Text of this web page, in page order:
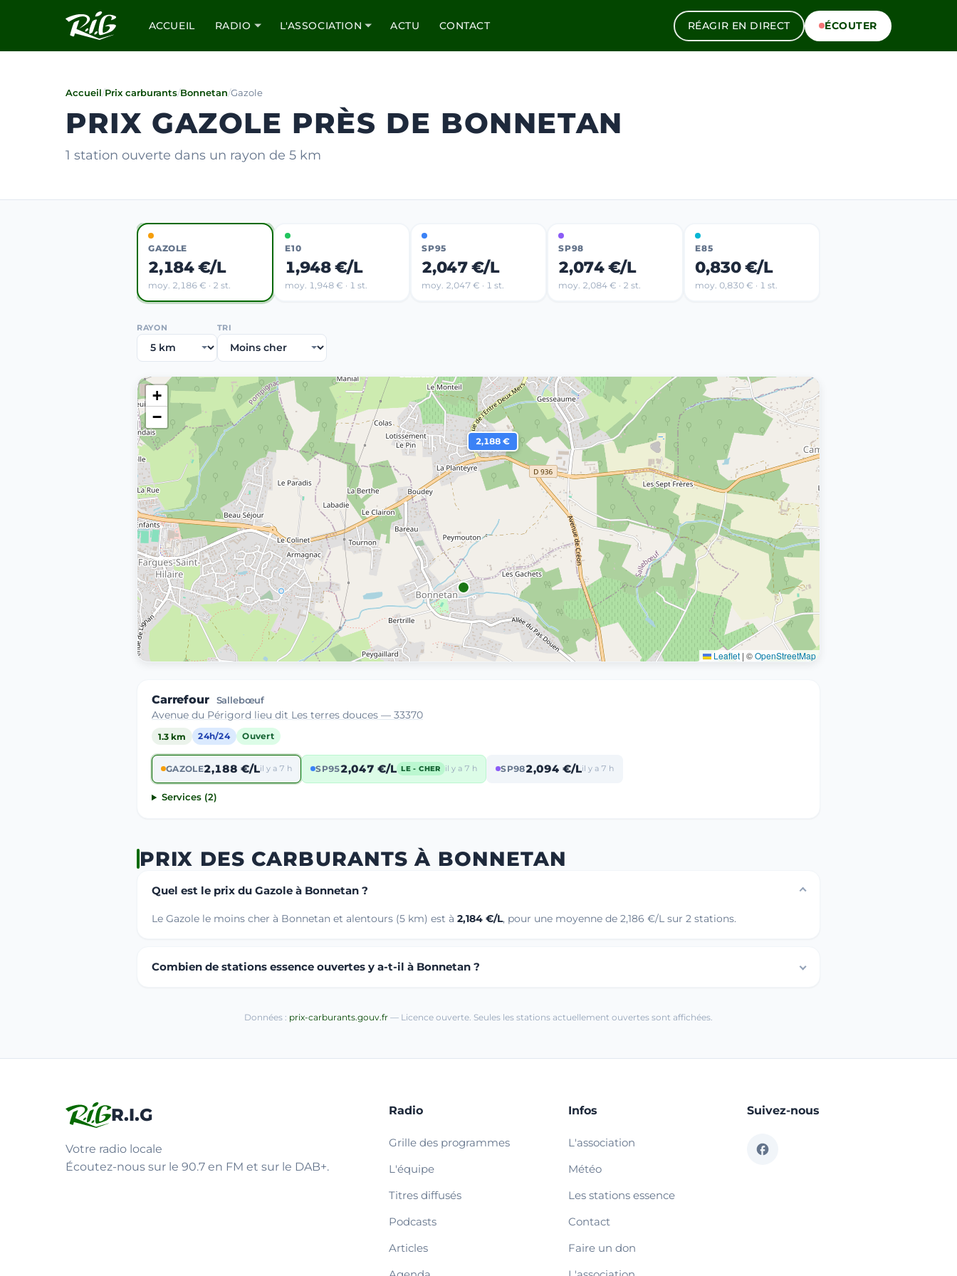
ACCUEIL RADIO L'ASSOCIATION ACTU CONTACT RÉAGIR EN DIRECT ÉCOUTER
Accueil/Prix carburants/Bonnetan/Gazole
PRIX GAZOLE PRÈS DE BONNETAN
1 station ouverte dans un rayon de 5 km
GAZOLE
2,184 €/L
moy. 2,186 € · 2 st.
E10
1,948 €/L
moy. 1,948 € · 1 st.
SP95
2,047 €/L
moy. 2,047 € · 1 st.
SP98
2,074 €/L
moy. 2,084 € · 2 st.
E85
0,830 €/L
moy. 0,830 € · 1 st.
RAYON TRI
2,188 €
+
−
Leaflet | ©OpenStreetMap
Carrefour Sallebœuf
Avenue du Périgord lieu dit Les terres douces — 33370
1.3 km 24h/24 Ouvert
GAZOLE2,188 €/Lil y a 7 h SP952,047 €/L LE - CHER il y a 7 h SP982,094 €/Lil y a 7 h
Services (2)
PRIX DES CARBURANTS À BONNETAN
Quel est le prix du Gazole à Bonnetan ?
Le Gazole le moins cher à Bonnetan et alentours (5 km) est à 2,184 €/L, pour une moyenne de 2,186 €/L sur 2 stations.
Combien de stations essence ouvertes y a-t-il à Bonnetan ?
Données : prix-carburants.gouv.fr — Licence ouverte. Seules les stations actuellement ouvertes sont affichées.
R.I.G
Votre radio locale
Écoutez-nous sur le 90.7 en FM et sur le DAB+.
Radio
Grille des programmes
L'équipe
Titres diffusés
Podcasts
Articles
Infos
L'association
Météo
Les stations essence
Contact
Faire un don
Suivez-nous